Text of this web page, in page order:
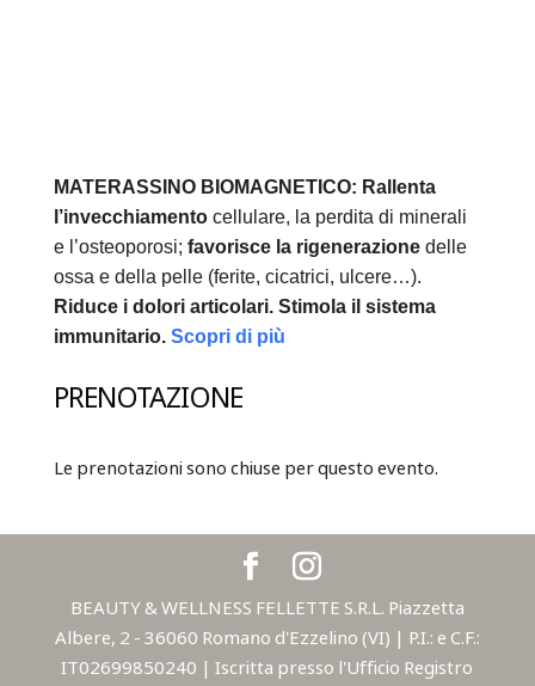
MATERASSINO BIOMAGNETICO: Rallenta
l’invecchiamentocellulare, la perdita di minerali
e l’osteoporosi; favorisce la rigenerazionedelle
ossa e della pelle (ferite, cicatrici, ulcere…).
Riduce i dolori articolari. Stimola il sistema
immunitario. Scopri di più
PRENOTAZIONE
Le prenotazioni sono chiuse per questo evento.
BEAUTY & WELLNESS FELLETTE S.R.L. Piazzetta
Albere, 2 - 36060 Romano d'Ezzelino (VI) | P.I.: e C.F.:
IT02699850240 | Iscritta presso l'Ufficio Registro